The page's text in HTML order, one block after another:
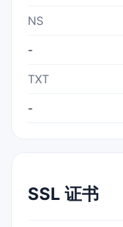
NS
-
TXT
-
SSL 证书